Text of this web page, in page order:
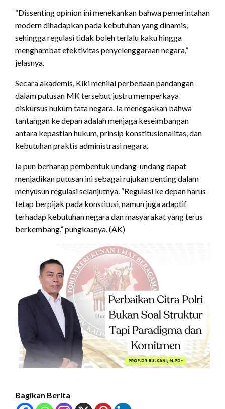
“Dissenting opinion ini menekankan bahwa pemerintahan
modern dihadapkan pada kebutuhan yang dinamis,
sehingga regulasi tidak boleh terlalu kaku hingga
menghambat efektivitas penyelenggaraan negara,”
jelasnya.
Secara akademis, Kiki menilai perbedaan pandangan
dalam putusan MK tersebut justru memperkaya
diskursus hukum tata negara. Ia menegaskan bahwa
tantangan ke depan adalah menjaga keseimbangan
antara kepastian hukum, prinsip konstitusionalitas, dan
kebutuhan praktis administrasi negara.
Ia pun berharap pembentuk undang-undang dapat
menjadikan putusan ini sebagai rujukan penting dalam
menyusun regulasi selanjutnya. “Regulasi ke depan harus
tetap berpijak pada konstitusi, namun juga adaptif
terhadap kebutuhan negara dan masyarakat yang terus
berkembang,” pungkasnya. (AK)
Bagikan Berita